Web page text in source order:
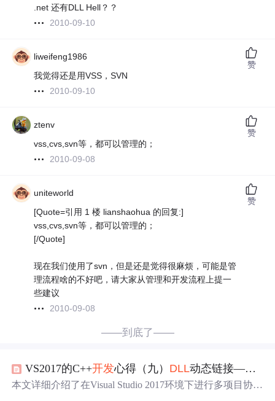
.net 还有DLL Hell？？
2010-09-10
liweifeng1986
我觉得还是用VSS，SVN
2010-09-10
赞
ztenv
vss,cvs,svn等，都可以管理的；
2010-09-08
赞
uniteworld
[Quote=引用 1 楼 lianshaohua 的回复:]
vss,cvs,svn等，都可以管理的；
[/Quote]
现在我们使用了svn，但是还是觉得很麻烦，可能是管
理流程啥的不好吧，请大家从管理和开发流程上提一
些建议
2010-09-08
赞
——到底了——
VS2017的C++开发心得（九） DLL动态链接——多项目
本文详细介绍了在Visual Studio 2017环境下进行多项目协同